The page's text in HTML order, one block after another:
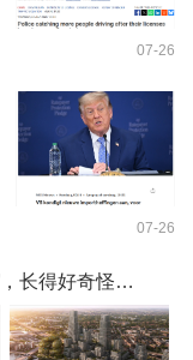
07-26
07-26
，长得好奇怪…